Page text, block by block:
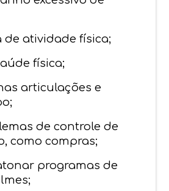
de atividade física;
física;
articulações e
de controle de
como compras;
programas de